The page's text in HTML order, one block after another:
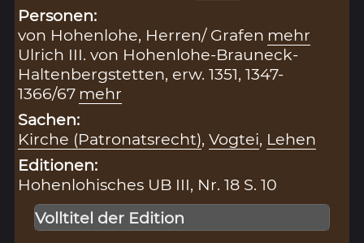
Personen:
von Hohenlohe, Herren/ Grafen mehr
Ulrich III. von Hohenlohe-Brauneck-
Haltenbergstetten, erw. 1351, 1347-
1366/67 mehr
Sachen:
Kirche (Patronatsrecht),Vogtei, Lehen
Editionen:
Hohenlohisches UB III, Nr. 18 S. 10
Volltitel der Edition